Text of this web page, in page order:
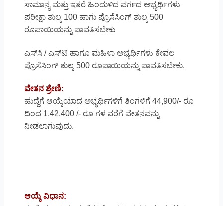
ಸಾಮಾನ್ಯ ಮತ್ತು ಇತರೆ ಹಿಂದುಳಿದ ವರ್ಗದ ಅಭ್ಯರ್ಥಿಗಳು
ಪರೀಕ್ಷಾ ಶುಲ್ಕ 100 ಹಾಗು ಪ್ರೊಸೆಸಿಂಗ್ ಶುಲ್ಕ 500
ರೂಪಾಯಿಯನ್ನು ಪಾವತಿಸಬೇಕು
ಎಸ್‌ಸಿ / ಎಸ್‌ಟಿ ಹಾಗೂ ಮಹಿಳಾ ಅಭ್ಯರ್ಥಿಗಳು ಕೇವಲ
ಪ್ರೊಸೆಸಿಂಗ್ ಶುಲ್ಕ 500 ರೂಪಾಯಿಯನ್ನು ಪಾವತಿಸಬೇಕು.
ವೇತನ ಶ್ರೇಣಿ:
ಹುದ್ದೆಗೆ ಆಯ್ಕೆಯಾದ ಅಭ್ಯರ್ಥಿಗಳಿಗೆ ತಿಂಗಳಿಗೆ 44,900/- ರೂ
ದಿಂದ 1,42,400 /- ರೂ ಗಳ ವರೆಗೆ ವೇತನವನ್ನು
ನೀಡಲಾಗುವುದು.
ಆಯ್ಕೆ ವಿಧಾನ: